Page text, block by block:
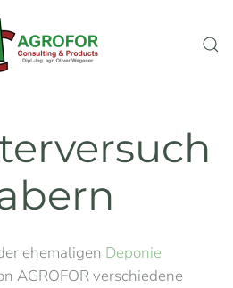
ehemaligen Deponie
AGROFOR verschiedene